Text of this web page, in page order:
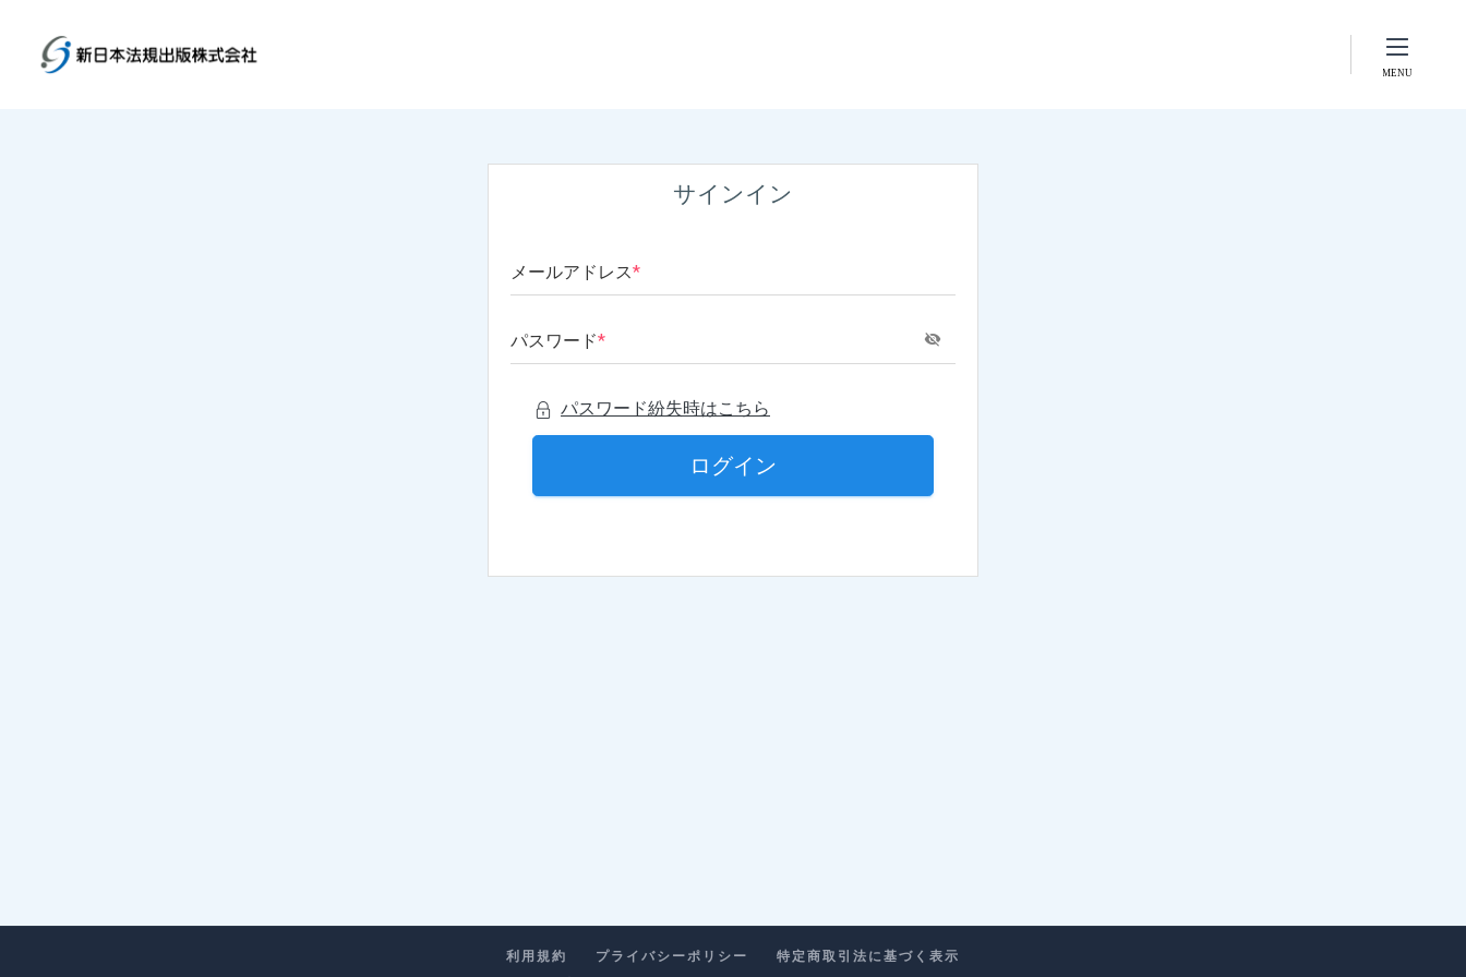
サインイン
メールアドレス*
パスワード*
パスワード紛失時はこちら
ログイン
利用規約 プライバシーポリシー
特定商取引法に基づく表示